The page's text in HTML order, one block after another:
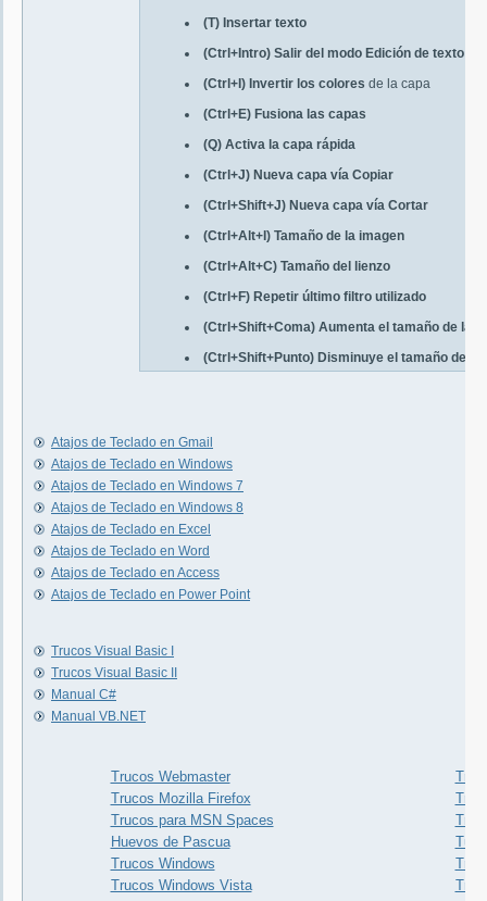
(T) Insertar texto
(Ctrl+Intro) Salir del modo Edición de texto
(Ctrl+I) Invertir los colores de la capa
(Ctrl+E) Fusiona las capas
(Q) Activa la capa rápida
(Ctrl+J) Nueva capa vía Copiar
(Ctrl+Shift+J) Nueva capa vía Cortar
(Ctrl+Alt+I) Tamaño de la imagen
(Ctrl+Alt+C) Tamaño del lienzo
(Ctrl+F) Repetir último filtro utilizado
(Ctrl+Shift+Coma) Aumenta el tamaño de la
(Ctrl+Shift+Punto) Disminuye el tamaño de la
Atajos de Teclado en Gmail
Atajos de Teclado en Windows
Atajos de Teclado en Windows 7
Atajos de Teclado en Windows 8
Atajos de Teclado en Excel
Atajos de Teclado en Word
Atajos de Teclado en Access
Atajos de Teclado en Power Point
Trucos Visual Basic I
Trucos Visual Basic II
Manual C#
Manual VB.NET
Trucos Webmaster
Trucos Mozilla Firefox
Trucos para MSN Spaces
Huevos de Pascua
Trucos Windows
Trucos Windows Vista